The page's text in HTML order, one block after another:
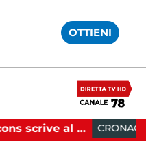
OTTIENI
CRONACA 10:06